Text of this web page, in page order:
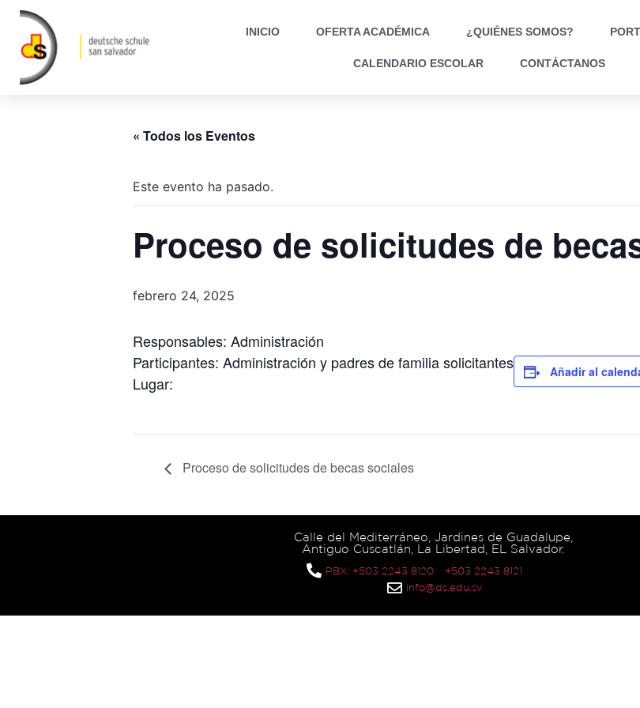
INICIO OFERTA ACADÉMICA ¿QUIÉNES SOMOS?
CALENDARIO ESCOLAR CONTÁCTANOS
« Todos los Eventos
Este evento ha pasado.
Proceso de solicitudes de
febrero 24, 2025
Responsables: Administración
Participantes: Administración y padres de familia solicitantes
Lugar:
Añadir al
Proceso de solicitudes de becas sociales
Calle del Mediterráneo, Jardines de Guadalupe,
Antiguo Cuscatlán, La Libertad, EL Salvador.
PBX: +503 2243 8120
+503 2243 8121
info@ds.edu.sv